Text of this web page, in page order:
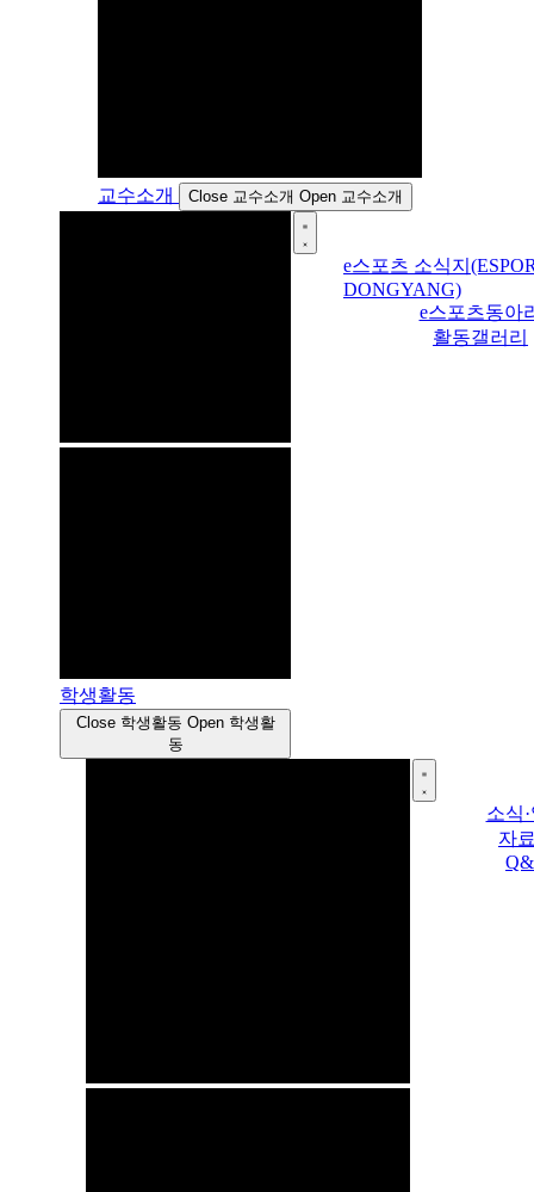
교수소개 Close 교수소개 Open 교수소개
학생활동
Close 학생활동 Open 학생활
동
e스포츠 소식지
DONGYANG)
e스포츠동아
활동갤러리
소식
자